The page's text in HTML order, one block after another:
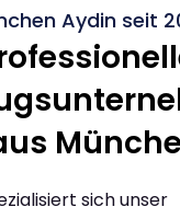
Aydin seit
sich unser